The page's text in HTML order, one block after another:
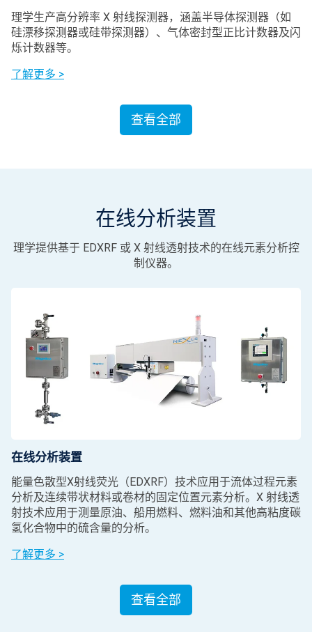
理学生产高分辨率 X 射线探测器，涵盖半导体探测器（如
硅漂移探测器或硅带探测器）、气体密封型正比计数器及闪
烁计数器等。
了解更多 >
查看全部
在线分析装置
理学提供基于 EDXRF 或 X 射线透射技术的在线元素分析控
制仪器。
在线分析装置
能量色散型X射线荧光（EDXRF）技术应用于流体过程元素
分析及连续带状材料或卷材的固定位置元素分析。X 射线透
射技术应用于测量原油、船用燃料、燃料油和其他高粘度碳
氢化合物中的硫含量的分析。
了解更多 >
查看全部